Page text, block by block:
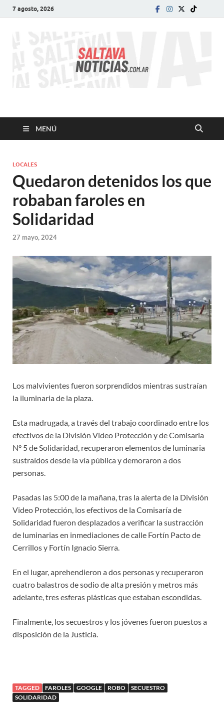
7 agosto, 2026
SALTA VA!
MENÚ
LOCALES
Quedaron detenidos los que
robaban faroles en
Solidaridad
27 mayo, 2024
Los malvivientes fueron sorprendidos mientras sustraían
la iluminaria de la plaza.
Esta madrugada, a través del trabajo coordinado entre los
efectivos de la División Video Protección y de Comisaria
N° 5 de Solidaridad, recuperaron elementos de luminaria
sustraídos desde la vía pública y demoraron a dos
personas.
Pasadas las 5:00 de la mañana, tras la alerta de la División
Video Protección, los efectivos de la Comisaría de
Solidaridad fueron desplazados a verificar la sustracción
de luminarias en inmediaciones de calle Fortín Pacto de
Cerrillos y Fortín Ignacio Sierra.
En el lugar, aprehendieron a dos personas y recuperaron
cuatro balastros de sodio de alta presión y metros más
adelante, tres esferas plásticas que estaban escondidas.
Finalmente, los secuestros y los jóvenes fueron puestos a
disposición de la Justicia.
TAGGED FAROLES GOOGLE ROBO
SECUESTRO
SOLIDARIDAD